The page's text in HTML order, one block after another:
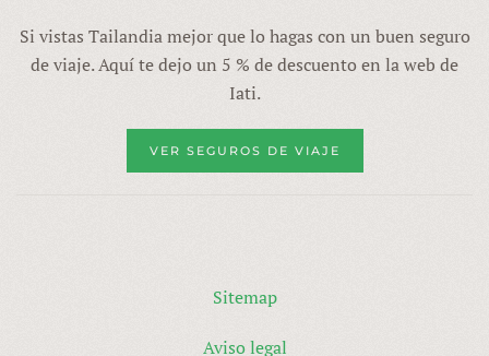
Si vistas Tailandia mejor que lo hagas con un buen seguro
de viaje. Aquí te dejo un 5 % de descuento en la web de
Iati.
VER SEGUROS DE VIAJE
Sitemap
Aviso legal